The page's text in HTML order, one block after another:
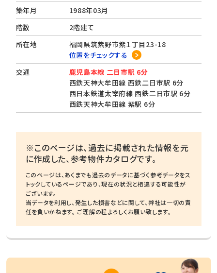
築年月
1988年03月
階数
2階建て
所在地
福岡県筑紫野市紫１丁目23-18
位置をチェックする
交通
鹿児島本線 二日市駅 6分
西鉄天神大牟田線 西鉄二日市駅 6分
西日本鉄道太宰府線 西鉄二日市駅 6分
西鉄天神大牟田線 紫駅 6分
※このページは、過去に掲載された情報を元
に作成した、参考物件カタログです。
このページは、あくまでも過去のデータに基づく参考データをス
トックしているページであり、現在の状況と相違する可能性が
ございます。
当データを利用し、発生した損害などに関して、弊社は一切の責
任を負いかねます。 ご理解の程よろしくお願い致します。